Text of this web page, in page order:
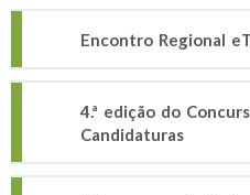
Encontro Regional
4.ª edição do
Candidaturas